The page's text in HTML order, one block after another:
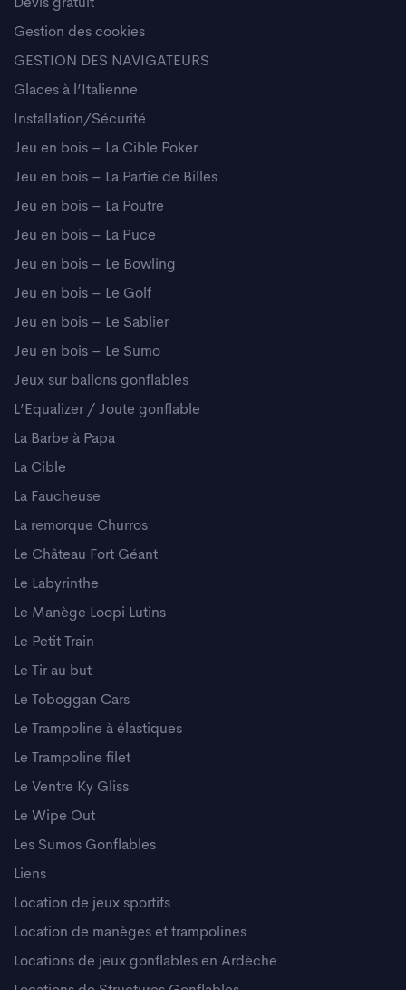
Devis gratuit
Gestion des cookies
GESTION DES NAVIGATEURS
Glaces à l’Italienne
Installation/Sécurité
Jeu en bois – La Cible Poker
Jeu en bois – La Partie de Billes
Jeu en bois – La Poutre
Jeu en bois – La Puce
Jeu en bois – Le Bowling
Jeu en bois – Le Golf
Jeu en bois – Le Sablier
Jeu en bois – Le Sumo
Jeux sur ballons gonflables
L’Equalizer / Joute gonflable
La Barbe à Papa
La Cible
La Faucheuse
La remorque Churros
Le Château Fort Géant
Le Labyrinthe
Le Manège Loopi Lutins
Le Petit Train
Le Tir au but
Le Toboggan Cars
Le Trampoline à élastiques
Le Trampoline filet
Le Ventre Ky Gliss
Le Wipe Out
Les Sumos Gonflables
Liens
Location de jeux sportifs
Location de manèges et trampolines
Locations de jeux gonflables en Ardèche